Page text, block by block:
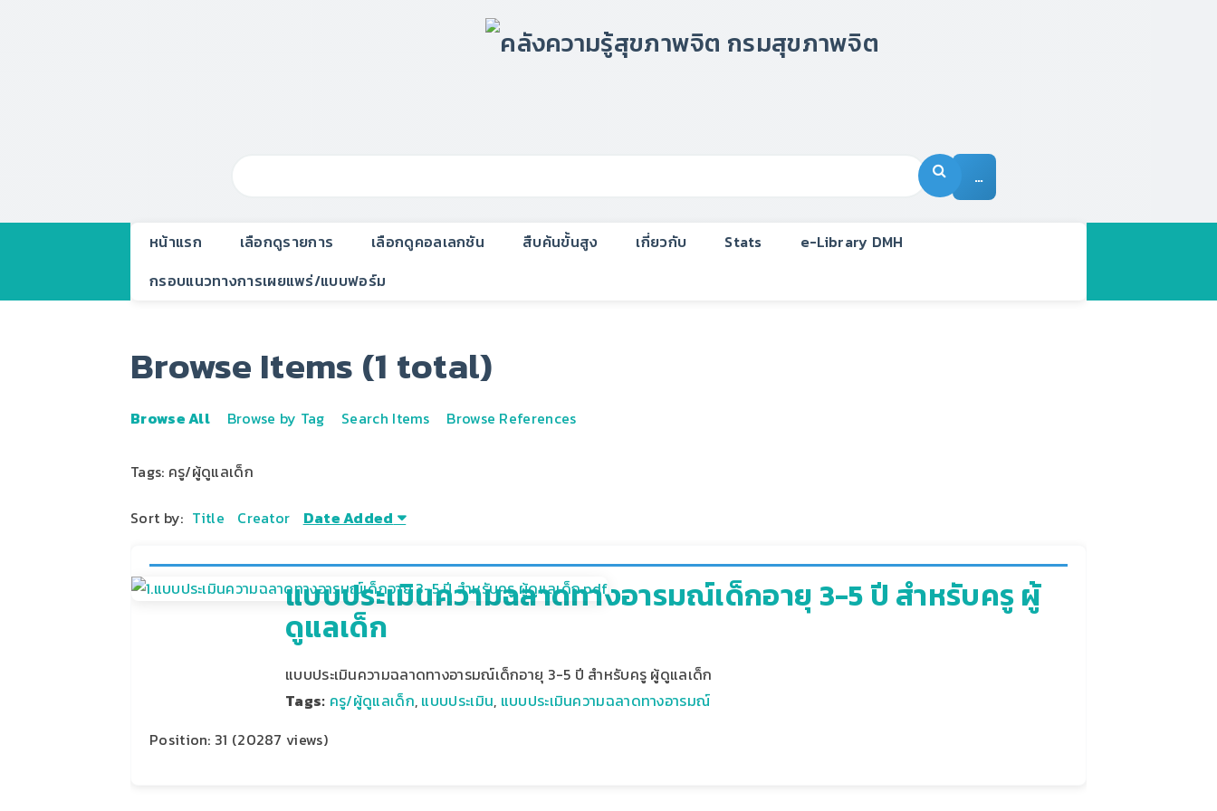
…
หน้าแรก เลือกดูรายการ เลือกดูคอลเลกชัน สืบค้นขั้นสูง เกี่ยวกับ Stats
e-Library DMH
กรอบแนวทางการเผยแพร่/แบบฟอร์ม
Browse Items (1 total)
Browse All Browse by Tag Search Items Browse References
Tags: ครู/ผู้ดูแลเด็ก
Sort by: Title Creator Date Added
แบบประเมินความฉลาดทางอารมณ์เด็กอายุ 3-5 ปี สำหรับครู ผู้
ดูแลเด็ก
แบบประเมินความฉลาดทางอารมณ์เด็กอายุ 3-5 ปี สำหรับครู ผู้ดูแลเด็ก
Tags: ครู/ผู้ดูแลเด็ก, แบบประเมิน, แบบประเมินความฉลาดทางอารมณ์
Position: 31 (20287 views)